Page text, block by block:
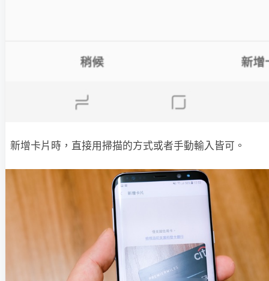
新增卡片時，直接用掃描的方式或者手動輸入皆可。